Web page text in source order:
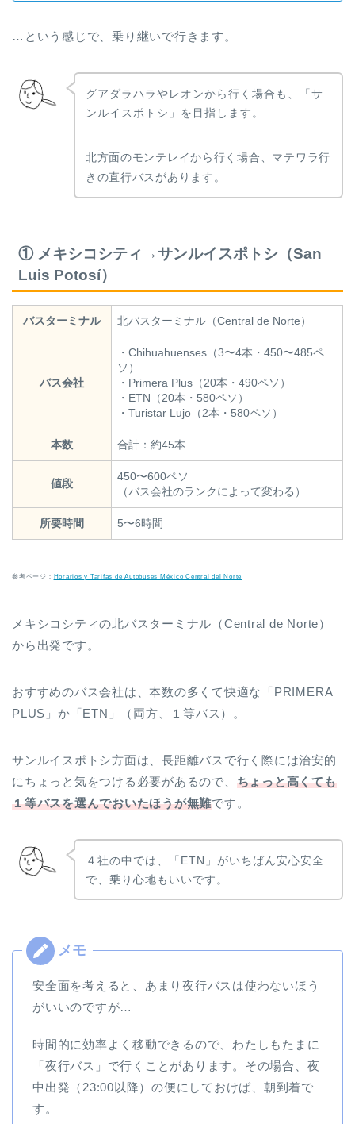
…という感じで、乗り継いで行きます。
グアダラハラやレオンから行く場合も、「サ
ンルイスポトシ」を目指します。
北方面のモンテレイから行く場合、マテワラ行
きの直行バスがあります。
① メキシコシティ→サンルイスポトシ（San
Luis Potosí）
バスターミナル 北バスターミナル（Central de Norte）
バス会社
・Chihuahuenses（3〜4本・450〜485ペ
ソ）
・Primera Plus（20本・490ペソ）
・ETN（20本・580ペソ）
・Turistar Lujo（2本・580ペソ）
本数 合計：約45本
値段
450〜600ペソ
（バス会社のランクによって変わる）
所要時間 5〜6時間
参考ページ： Horarios y Tarifas de Autobuses México Central del Norte
メキシコシティの北バスターミナル（Central de Norte）
から出発です。
おすすめのバス会社は、本数の多くて快適な「PRIMERA
PLUS」か「ETN」（両方、１等バス）。
サンルイスポトシ方面は、長距離バスで行く際には治安的
にちょっと気をつける必要があるので、 ちょっと高くても
１等バスを選んでおいたほうが無難です。
４社の中では、「ETN」がいちばん安心安全
で、乗り心地もいいです。
安全面を考えると、あまり夜行バスは使わないほう
がいいのですが…
時間的に効率よく移動できるので、わたしもたまに
「夜行バス」で行くことがあります。その場合、夜
中出発（23:00以降）の便にしておけば、朝到着で
す。